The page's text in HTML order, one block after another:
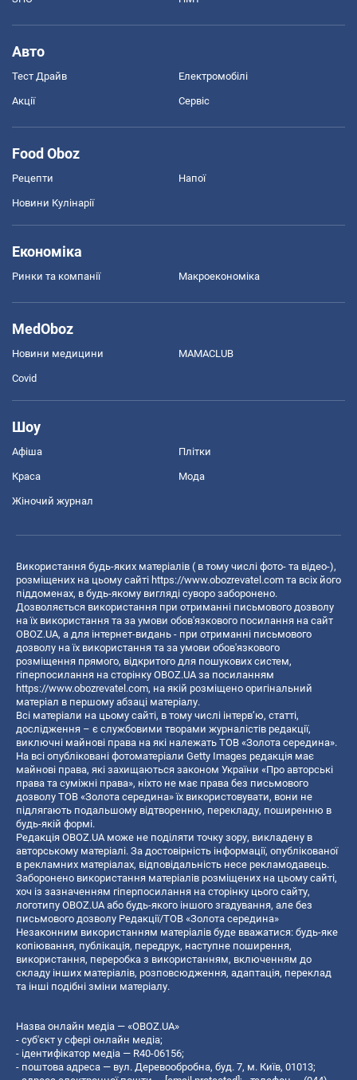
Авто
Тест Драйв Електромобілі
Акції Сервіс
Food Oboz
Рецепти Напої
Новини Кулінарії
Економіка
Ринки та компанії Макроекономіка
MedOboz
Новини медицини MAMACLUB
Covid
Шоу
Афіша Плітки
Краса Мода
Жіночий журнал
Використання будь-яких матеріалів ( в тому числі фото- та відео-),
розміщених на цьому сайті https://www.obozrevatel.com та всіх його
піддоменах, в будь-якому вигляді суворо заборонено.
Дозволяється використання при отриманні письмового дозволу
на їх використання та за умови обов'язкового посилання на сайт
OBOZ.UA, а для інтернет-видань - при отриманні письмового
дозволу на їх використання та за умови обов'язкового
розміщення прямого, відкритого для пошукових систем,
гіперпосилання на сторінку OBOZ.UA за посиланням
https://www.obozrevatel.com, на якій розміщено оригінальний
матеріал в першому абзаці матеріалу.
Всі матеріали на цьому сайті, в тому числі інтерв’ю, статті,
дослідження – є службовими творами журналістів редакції,
виключні майнові права на які належать ТОВ «Золота середина».
На всі опубліковані фотоматеріали Getty Images редакція має
майнові права, які захищаються законом України «Про авторські
права та суміжні права», ніхто не має права без письмового
дозволу ТОВ «Золота середина» їх використовувати, вони не
підлягають подальшому відтворенню, перекладу, поширенню в
будь-якій формі.
Редакція OBOZ.UA може не поділяти точку зору, викладену в
авторському матеріалі. За достовірність інформації, опублікованої
в рекламних матеріалах, відповідальність несе рекламодавець.
Заборонено використання матеріалів розміщених на цьому сайті,
хоч із зазначенням гіперпосилання на сторінку цього сайту,
логотипу OBOZ.UA або будь-якого іншого згадування, але без
письмового дозволу Редакції/ТОВ «Золота середина»
Незаконним використанням матеріалів буде вважатися: будь-яке
копiювання, публiкацiя, передрук, наступне поширення,
використання, переробка з використанням, включенням до
складу інших матеріалів, розповсюдження, адаптація, переклад
та інші подібні зміни матеріалу.
Назва онлайн медіа — «OBOZ.UA»
- суб'єкт у сфері онлайн медіа;
- ідентифікатор медіа — R40-06156;
- поштова адреса — вул. Деревообробна, буд. 7, м. Київ, 01013;